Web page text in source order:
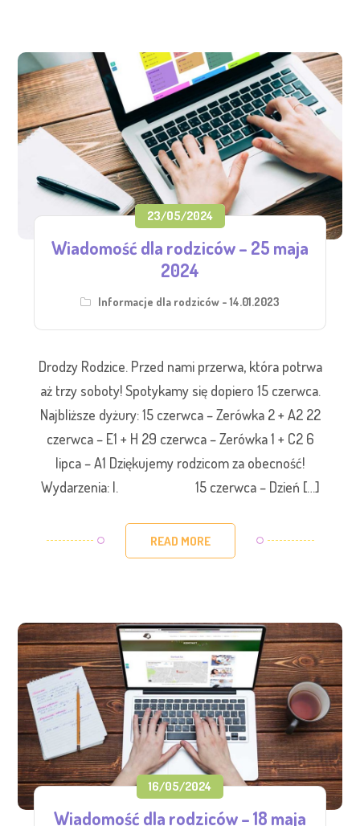
23/05/2024
Wiadomość dla rodziców – 25 maja
2024
Informacje dla rodziców - 14.01.2023
Drodzy Rodzice. Przed nami przerwa, która potrwa
aż trzy soboty! Spotykamy się dopiero 15 czerwca.
Najbliższe dyżury: 15 czerwca – Zerówka 2 + A2 22
czerwca – E1 + H 29 czerwca – Zerówka 1 + C2 6
lipca – A1 Dziękujemy rodzicom za obecność!
Wydarzenia: I. 15 czerwca – Dzień […]
READ MORE
16/05/2024
Wiadomość dla rodziców – 18 maja